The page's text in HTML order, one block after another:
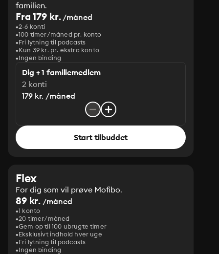
familien.
Fra 179 kr./måned
2-6 konti
100 timer/måned pr. konto
Fri lytning til podcasts
Kun 39 kr. pr. ekstra konto
Ingen binding
Dig + 1 familiemedlem
2 konti
179 kr. /måned
Start tilbuddet
Flex
For dig som vil prøve Mofibo.
89 kr. /måned
1 konto
20 timer/måned
Gem op til 100 ubrugte timer
Eksklusivt indhold hver uge
Fri lytning til podcasts
Ingen binding